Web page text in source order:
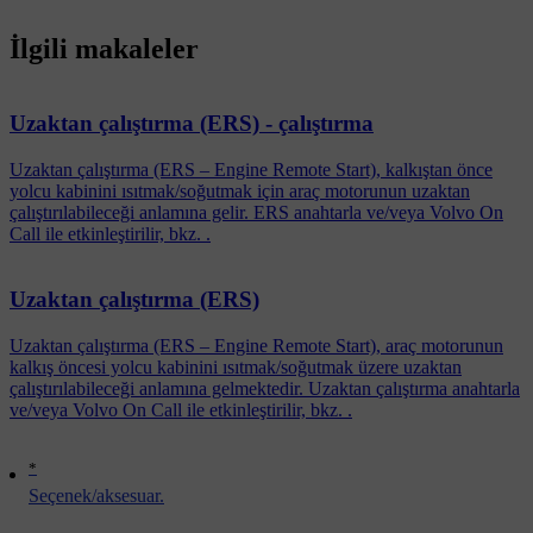
*
Seçenek/aksesuar.
İlgili makaleler
Uzaktan çalıştırma (ERS) - çalıştırma
Uzaktan çalıştırma (ERS – Engine Remote Start), kalkıştan önce
yolcu kabinini ısıtmak/soğutmak için araç motorunun uzaktan
çalıştırılabileceği anlamına gelir. ERS anahtarla ve/veya Volvo On
Call ile etkinleştirilir, bkz. .
Uzaktan çalıştırma (ERS)
Uzaktan çalıştırma (ERS – Engine Remote Start), araç motorunun
kalkış öncesi yolcu kabinini ısıtmak/soğutmak üzere uzaktan
çalıştırılabileceği anlamına gelmektedir. Uzaktan çalıştırma anahtarla
ve/veya Volvo On Call ile etkinleştirilir, bkz. .